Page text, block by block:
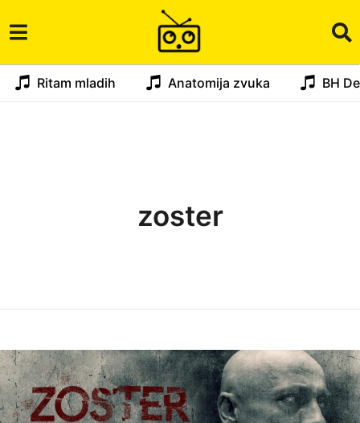
Ritam mladih Anatomija zvuka BH
zoster